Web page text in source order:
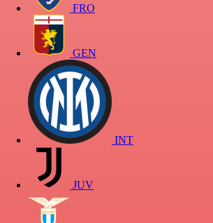
FRO
GEN
INT
JUV